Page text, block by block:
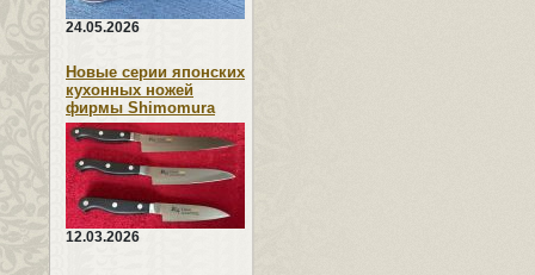
24.05.2026
Новые серии японских
кухонных ножей
фирмы Shimomura
12.03.2026